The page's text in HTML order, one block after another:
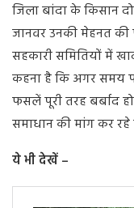
जिला बांदा के किसान
जानवर उनकी मेहनत
सहकारी समितियों में
कहना है कि अगर समय
फसलें पूरी तरह बर्बाद
समाधान की मांग कर रहे
ये भी देखें –